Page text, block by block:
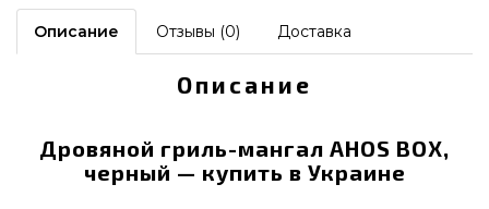
Описание Отзывы (0) Доставка
Описание
Дровяной гриль-мангал AHOS BOX,
черный — купить в Украине